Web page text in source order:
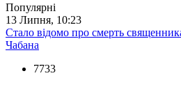
Популярні
13 Липня, 10:23
Стало відомо про смерть
Чабана
7733